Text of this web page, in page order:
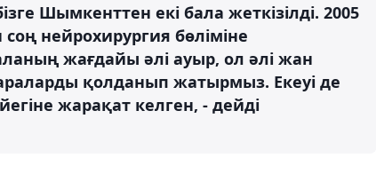
Шымкенттен екі бала жеткізілді. 2005
нейрохирургия бөліміне
жағдайы әлі ауыр, ол әлі жан
қолданып жатырмыз. Екеуі де
жарақат келген, - дейді